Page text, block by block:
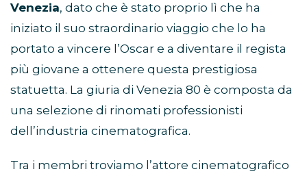
Venezia, dato che è stato proprio lì che ha
iniziato il suo straordinario viaggio che lo ha
portato a vincere l’Oscar e a diventare il regista
più giovane a ottenere questa prestigiosa
statuetta. La giuria di Venezia 80 è composta da
una selezione di rinomati professionisti
dell’industria cinematografica.
Tra i membri troviamo l’attore cinematografico